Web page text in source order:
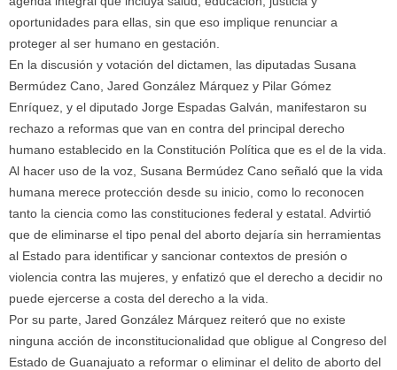
oportunidades para ellas, sin que eso implique renunciar a
proteger al ser humano en gestación.
En la discusión y votación del dictamen, las diputadas Susana
Bermúdez Cano, Jared González Márquez y Pilar Gómez
Enríquez, y el diputado Jorge Espadas Galván, manifestaron su
rechazo a reformas que van en contra del principal derecho
humano establecido en la Constitución Política que es el de la vida.
Al hacer uso de la voz, Susana Bermúdez Cano señaló que la vida
humana merece protección desde su inicio, como lo reconocen
tanto la ciencia como las constituciones federal y estatal. Advirtió
que de eliminarse el tipo penal del aborto dejaría sin herramientas
al Estado para identificar y sancionar contextos de presión o
violencia contra las mujeres, y enfatizó que el derecho a decidir no
puede ejercerse a costa del derecho a la vida.
Por su parte, Jared González Márquez reiteró que no existe
ninguna acción de inconstitucionalidad que obligue al Congreso del
Estado de Guanajuato a reformar o eliminar el delito de aborto del